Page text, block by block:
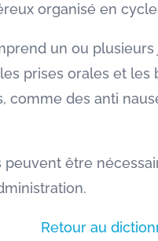
organisé en
un ou plusieurs
prises orales et les
comme des anti
être
Retour au